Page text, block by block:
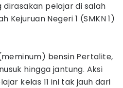
dirasakan pelajar di salah
Kejuruan Negeri 1 (SMKN 1)
bensin Pertalite,
hingga jantung. Aksi
kelas 11 ini tak jauh dari